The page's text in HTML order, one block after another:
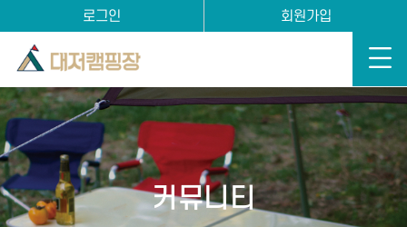
로그인 회원가입
커뮤니티